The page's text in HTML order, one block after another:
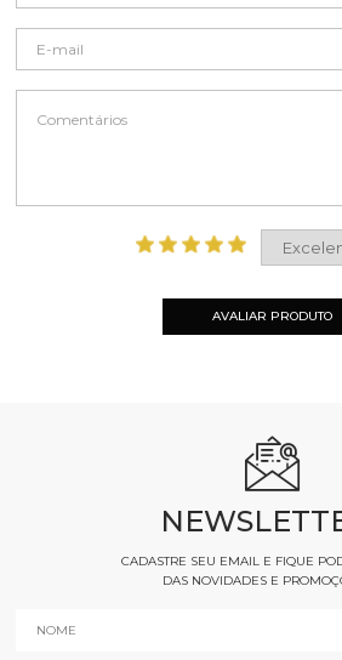
AVALIAR PRODUTO
CADASTRE SEU EMAIL E FIQUE
DAS NOVIDADES E